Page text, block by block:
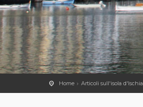
Home Articoli sull'isola d'Ischia